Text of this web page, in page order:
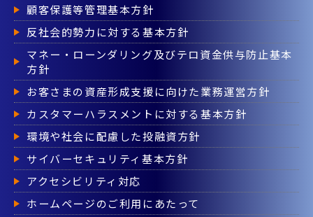
顧客保護等管理基本方針
反社会的勢力に対する基本方針
マネー・ローンダリング及びテロ資金供与防止基本
方針
お客さまの資産形成支援に向けた業務運営方針
カスタマーハラスメントに対する基本方針
環境や社会に配慮した投融資方針
サイバーセキュリティ基本方針
アクセシビリティ対応
ホームページのご利用にあたって